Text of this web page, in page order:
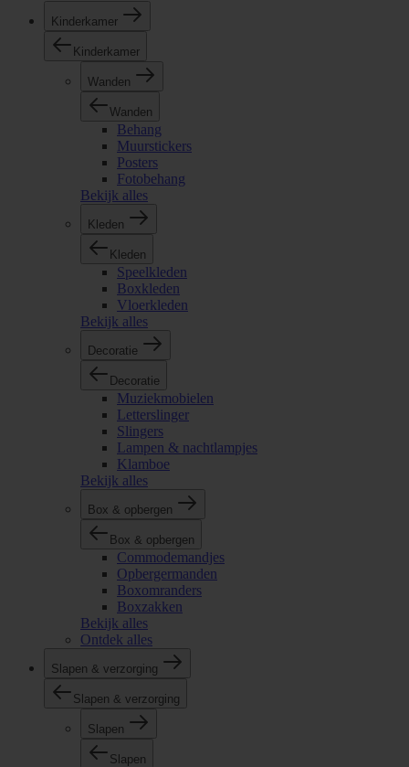
Kinderkamer
Kinderkamer
Wanden
Wanden
Behang
Muurstickers
Posters
Fotobehang
Bekijk alles
Kleden
Kleden
Speelkleden
Boxkleden
Vloerkleden
Bekijk alles
Decoratie
Decoratie
Muziekmobielen
Letterslinger
Slingers
Lampen & nachtlampjes
Klamboe
Bekijk alles
Box & opbergen
Box & opbergen
Commodemandjes
Opbergermanden
Boxomranders
Boxzakken
Bekijk alles
Ontdek alles
Slapen & verzorging
Slapen & verzorging
Slapen
Slapen